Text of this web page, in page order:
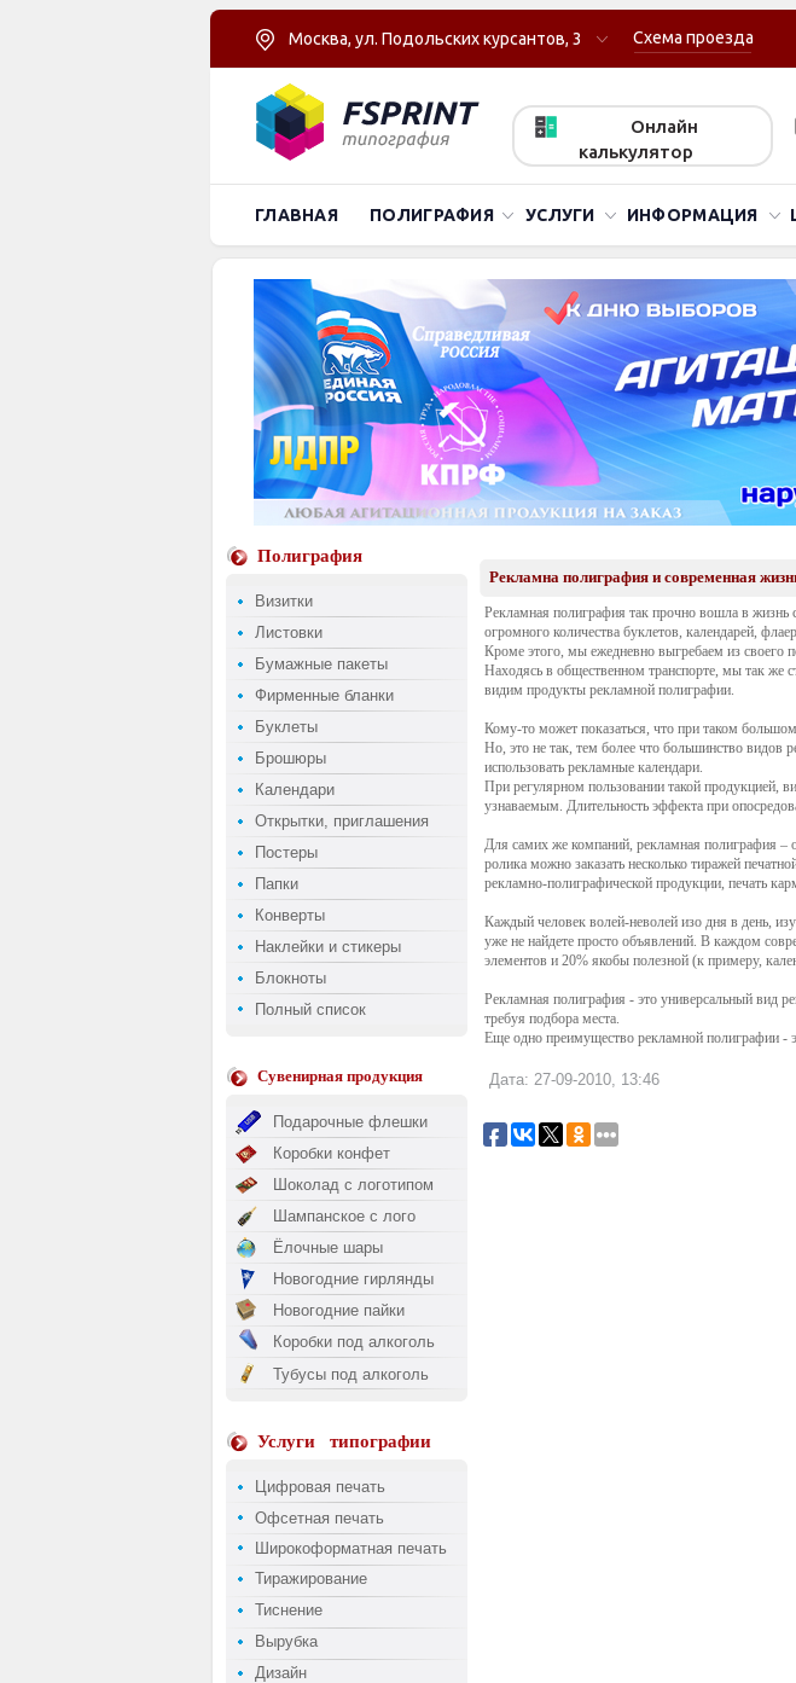
Москва, ул. Подольских курсантов, 3 Схема проезда
Онлайн
калькулятор
ГЛАВНАЯ ПОЛИГРАФИЯ УСЛУГИ ИНФОРМАЦИЯ
Полиграфия
Визитки
Листовки
Бумажные пакеты
Фирменные бланки
Буклеты
Брошюры
Календари
Открытки, приглашения
Постеры
Папки
Конверты
Наклейки и стикеры
Блокноты
Полный список
Сувенирная продукция
Подарочные флешки
Коробки конфет
Шоколад с логотипом
Шампанское с лого
Ёлочные шары
Новогодние гирлянды
Новогодние пайки
Коробки под алкоголь
Тубусы под алкоголь
Услуги типографии
Цифровая печать
Офсетная печать
Широкоформатная печать
Тиражирование
Тиснение
Вырубка
Дизайн
Рекламна полиграфия и современная
Рекламная полиграфия так прочно вошла в жизнь
огромного количества буклетов, календарей,
Кроме этого, мы ежедневно выгребаем из своего
Находясь в общественном транспорте, мы так же
видим продукты рекламной полиграфии.
Кому-то может показаться, что при таком
Но, это не так, тем более что большинство видов
использовать рекламные календари.
При регулярном пользовании такой продукцией,
узнаваемым. Длительность эффекта при
Для самих же компаний, рекламная полиграфия –
ролика можно заказать несколько тиражей
рекламно-полиграфической продукции, печать
Каждый человек волей-неволей изо дня в день,
уже не найдете просто объявлений. В каждом
элементов и 20% якобы полезной (к примеру,
Рекламная полиграфия - это универсальный вид
требуя подбора места.
Еще одно преимущество рекламной полиграфии -
Дата: 27-09-2010, 13:46